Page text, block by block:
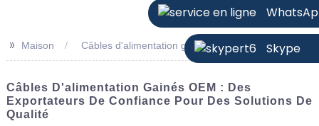
Skype
>> Maison Câbles d'alimentation gainés OEM
Câbles D'alimentation Gainés OEM : Des
Exportateurs De Confiance Pour Des Solutions De
Qualité